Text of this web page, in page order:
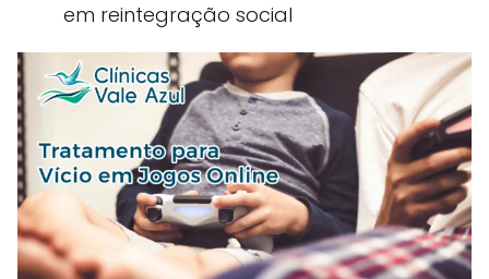
em reintegração social